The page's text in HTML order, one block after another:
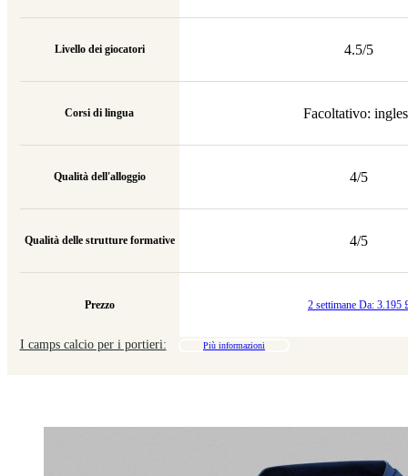
Livello dei giocatori
Corsi di lingua
Qualità dell'alloggio
Qualità delle strutture formative
Prezzo
4.5/5
Facoltativo:
4/5
4/5
2 settimane Da: 3.195
I camps calcio per i portieri: Più informazioni